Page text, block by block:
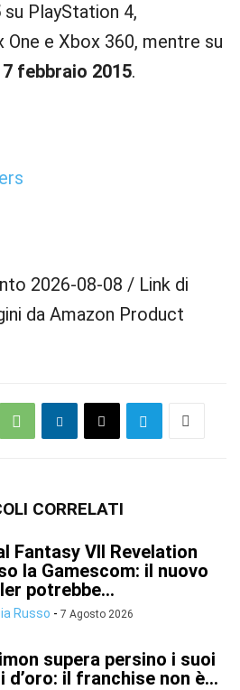
su PlayStation 4,
One e Xbox 360, mentre su
febbraio 2015.
2026-08-08 / Link di
da Amazon Product
CORRELATI
Fantasy VII Revelation
la Gamescom: il nuovo
potrebbe...
Russo - 7 Agosto 2026
supera persino i suoi
d’oro: il franchise non è...